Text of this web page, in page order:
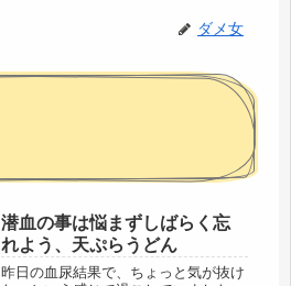
ダメ女
潜血の事は悩まずしばらく忘
れよう、天ぷらうどん
昨日の血尿結果で、ちょっと気が抜け